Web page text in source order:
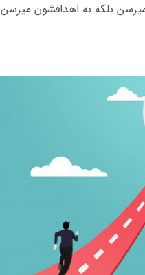
بلکه به اهدافشون میرسن